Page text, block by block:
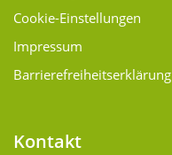
Cookie-Einstellungen
Impressum
Barrierefreiheitserklärung
Kontakt